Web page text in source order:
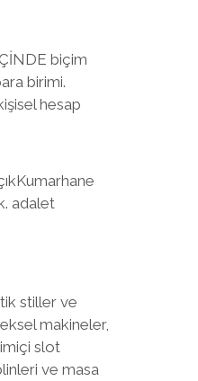
biçim
birimi.
hesap
adalet
stiller ve
makineler,
slot
ve masa